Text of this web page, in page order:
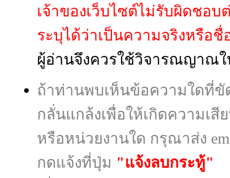
เจ้าของเว็บไซต์ไม่รับผิดชอ
ระบุได้ว่าเป็นความจริงหรือ
ผู้อ่านจึงควรใช้วิจารณญาณใ
ถ้าท่านพบเห็นข้อความใดที่
กลั่นแกล้งเพื่อให้เกิดความเ
หรือหน่วยงานใด กรุณาส่ง
กดแจ้งที่ปุ่ม "แจ้งลบกระทู้"